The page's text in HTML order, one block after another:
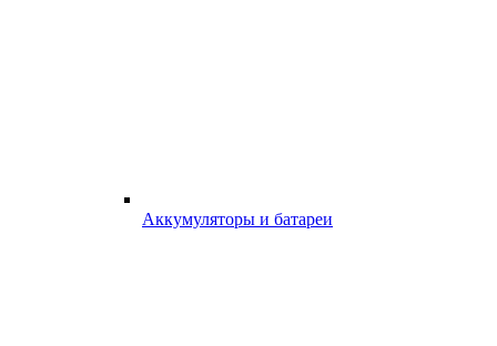
Аккумуляторы и батареи